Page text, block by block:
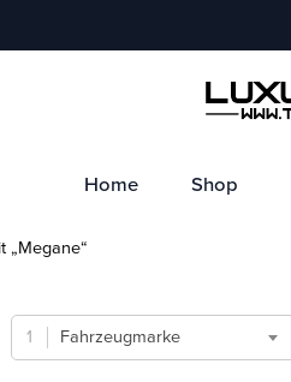
Home Shop
„Megane“
Fahrzeugmarke